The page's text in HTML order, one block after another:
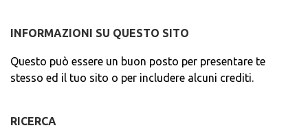
INFORMAZIONI SU QUESTO SITO
Questo può essere un buon posto per presentare te
stesso ed il tuo sito o per includere alcuni crediti.
RICERCA